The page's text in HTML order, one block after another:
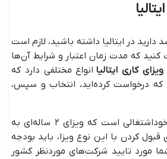
در ایتالیا داشته‌ باشید، لازم است
کنید که مدت زمان اعتبار و شرایط آن‌ها
ویزای کاری ایتالیا انواع مختلفی دارد که
که درخواست کرده‌اید، انتخاب و سپس،
اولین مورد، ویزای کار خوداشتغالی است که ویزای ۲ ساله‌ای به
کردن با این نوع ویزا، باید بودجه
مورد تایید شرکت‌های موردنظر کشور